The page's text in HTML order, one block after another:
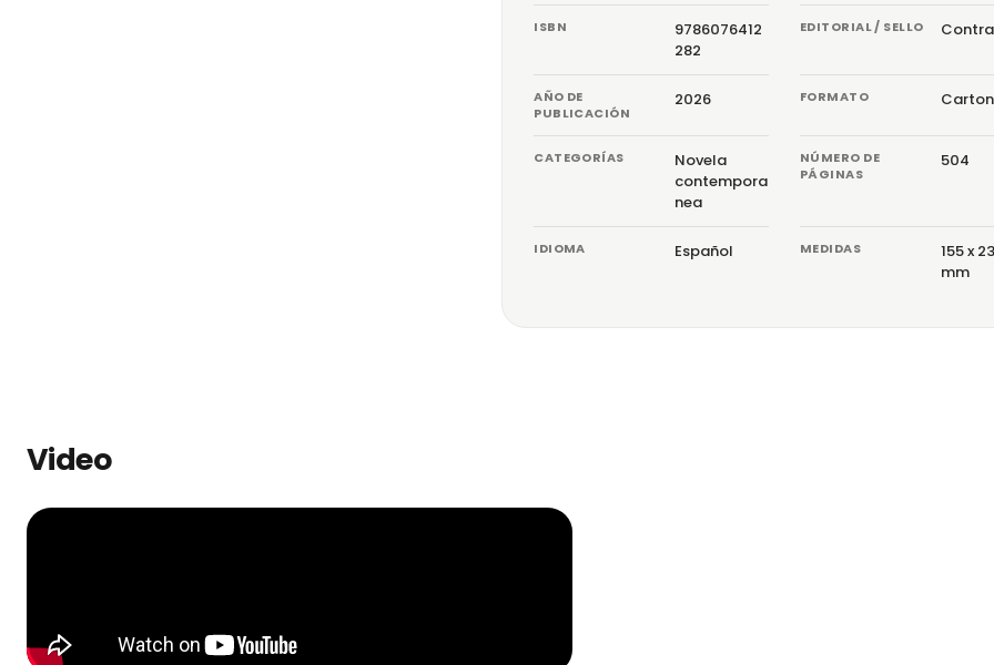
ISBN
9786076412
282
EDITORIAL / SELLO
AÑO DE
PUBLICACIÓN
2026 FORMATO
CATEGORÍAS
Novela
contempora
nea
NÚMERO DE
PÁGINAS
504
IDIOMA Español MEDIDAS
155 x
mm
Video